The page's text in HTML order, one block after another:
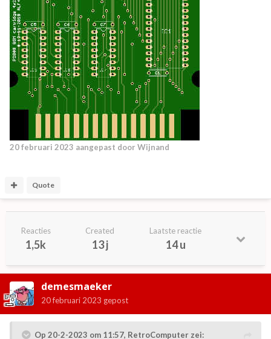
20 februari 2023 aangepast door Wijnand
Quote
Reacties
1,5k
Created
13 j
Laatste reactie
14 u
demesmaeker
20 februari 2023 gepost
Op 20-2-2023 om 11:57, RetroComputer zei: